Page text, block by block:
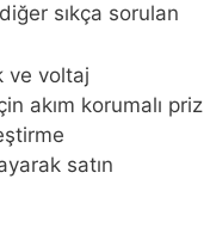
sıkça sorulan
ve voltaj
akım korumalı priz
satın